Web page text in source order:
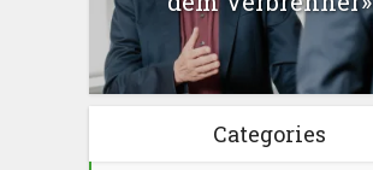
Categories